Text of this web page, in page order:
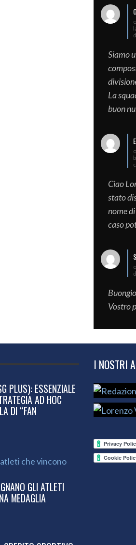
Siamo
La
buon
Ciao
stato
nome
caso
Vostro
PLUS): ESSENZIALE
AD HOC
DI “FAN
GLI ATLETI
MEDAGLIA
I NOSTRI